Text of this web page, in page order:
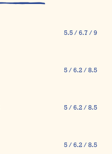
5.5 / 6.7 / 9
5 / 6.2 / 8.5
5 / 6.2 / 8.5
5 / 6.2 / 8.5